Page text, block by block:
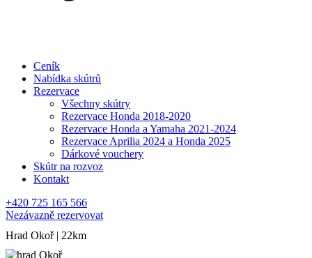
Ceník
Nabídka skútrů
Rezervace
Všechny skútry
Rezervace Honda 2018-2020
Rezervace Honda a Yamaha 2021-2024
Rezervace Aprilia 2024 a Honda 2025
Dárkové vouchery
Skútr na rozvoz
Kontakt
+420 725 165 566
Nezávazně rezervovat
Hrad Okoř | 22km